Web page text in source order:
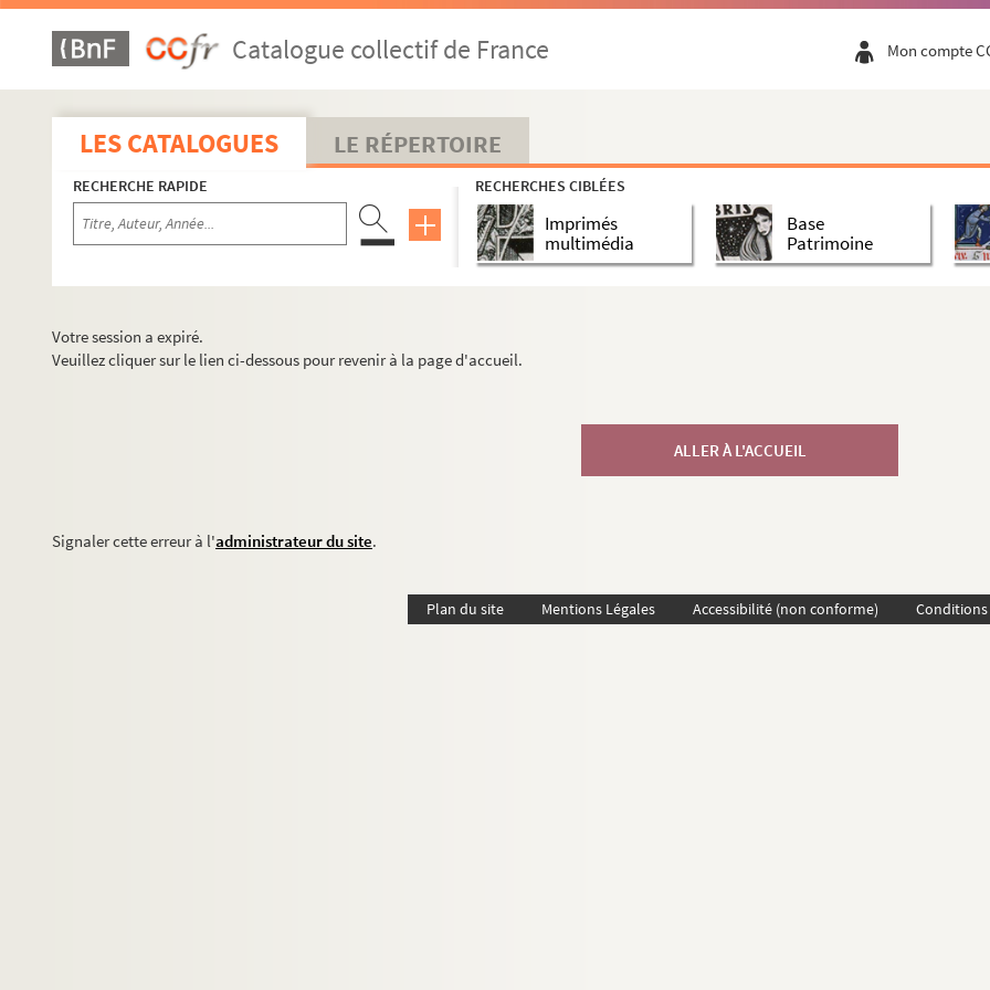
Catalogue collectif de France Mon compte
LES CATALOGUES LE RÉPERTOIRE
RECHERCHE RAPIDE RECHERCHES CIBLÉES
Imprimés
multimédia
Base
Patrimoine
Votre session a expiré.
Veuillez cliquer sur le lien ci-dessous pour revenir à la page d'accueil.
ALLER À L'ACCUEIL
Signaler cette erreur à l'administrateur du site.
Plan du site Mentions Légales Accessibilité (non conforme)